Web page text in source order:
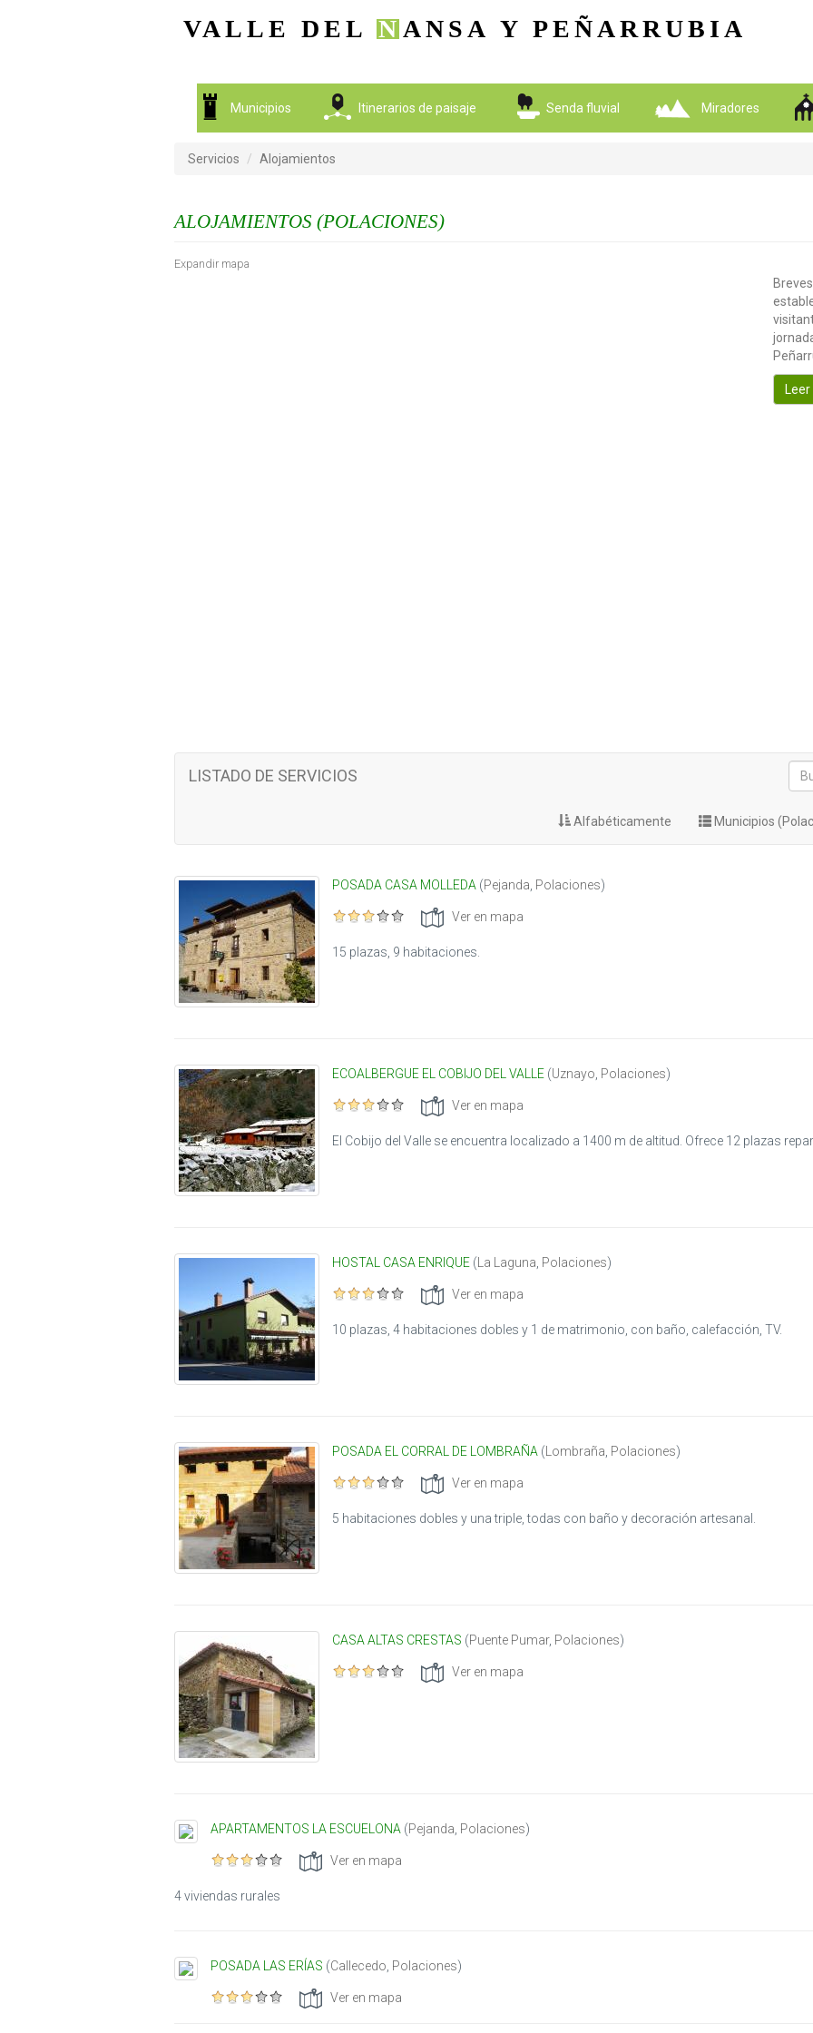
VALLE DEL NANSA Y PEÑARRUBIA
Municipios Itinerarios de paisaje Senda fluvial Miradores
Servicios Alojamientos
ALOJAMIENTOS (POLACIONES)
Expandir mapa
LISTADO DE SERVICIOS
Alfabéticamente Municipios
POSADA CASA MOLLEDA (Pejanda Polaciones)
Ver en mapa
15 plazas, 9 habitaciones.
ECOALBERGUE EL COBIJO DEL VALLE (Uznayo Polaciones)
Ver en mapa
El Cobijo del Valle se encuentra localizado a 1400 m de altitud. Ofrece 12 plazas
HOSTAL CASA ENRIQUE ( La Laguna Polaciones)
Ver en mapa
10 plazas, 4 habitaciones dobles y 1 de matrimonio, con baño, calefacción, TV.
POSADA EL CORRAL DE LOMBRAÑA ( Lombraña Polaciones)
Ver en mapa
5 habitaciones dobles y una triple, todas con baño y decoración artesanal.
CASA ALTAS CRESTAS (Puente Pumar, Polaciones)
Ver en mapa
APARTAMENTOS LA ESCUELONA (Pejanda Polaciones)
Ver en mapa
4 viviendas rurales
POSADA LAS ERÍAS (Callecedo Polaciones)
Ver en mapa